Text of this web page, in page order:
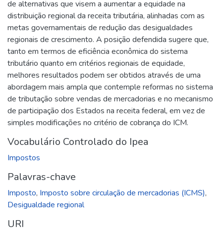
de alternativas que visem a aumentar a equidade na
distribuição regional da receita tributária, alinhadas com as
metas governamentais de redução das desigualdades
regionais de crescimento. A posição defendida sugere que,
tanto em termos de eficiência econômica do sistema
tributário quanto em critérios regionais de equidade,
melhores resultados podem ser obtidos através de uma
abordagem mais ampla que contemple reformas no sistema
de tributação sobre vendas de mercadorias e no mecanismo
de participação dos Estados na receita federal, em vez de
simples modificações no critério de cobrança do ICM.
Vocabulário Controlado do Ipea
Impostos
Palavras-chave
Imposto, Imposto sobre circulação de mercadorias (ICMS),
Desigualdade regional
URI